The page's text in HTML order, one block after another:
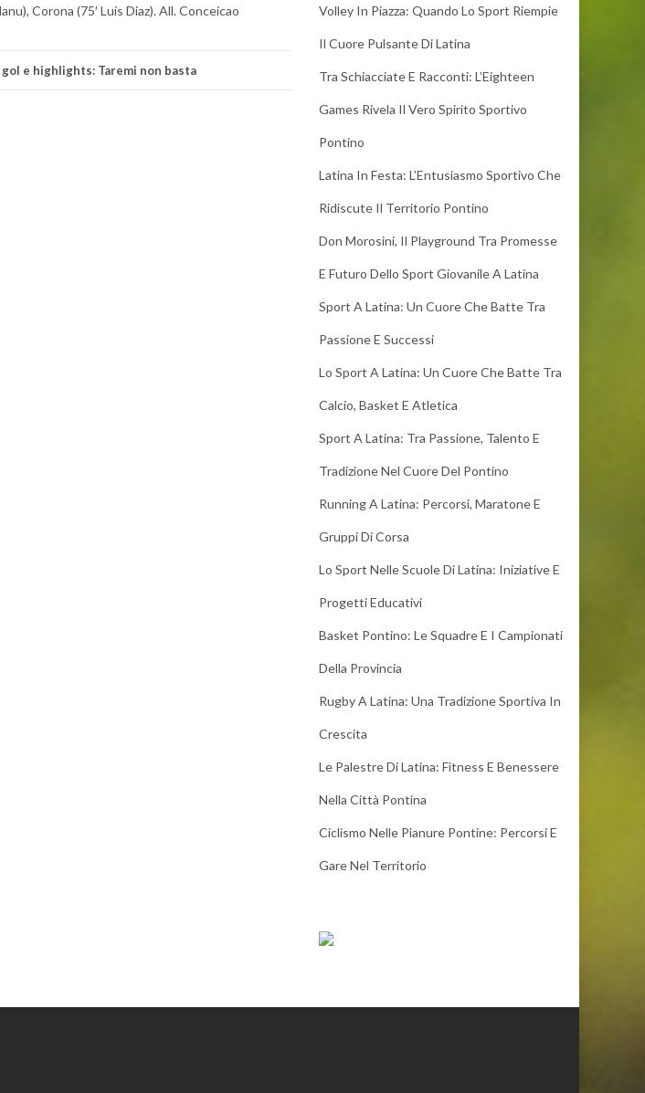
Corona (75′ Luis Diaz). All. Conceicao
gol e highlights: Taremi non basta
Volley In Piazza: Quando Lo Sport Riempie
Il Cuore Pulsante Di Latina
Tra Schiacciate E Racconti: L’Eighteen
Games Rivela Il Vero Spirito Sportivo
Pontino
Latina In Festa: L’Entusiasmo Sportivo Che
Ridiscute Il Territorio Pontino
Don Morosini, Il Playground Tra Promesse
E Futuro Dello Sport Giovanile A Latina
Sport A Latina: Un Cuore Che Batte Tra
Passione E Successi
Lo Sport A Latina: Un Cuore Che Batte Tra
Calcio, Basket E Atletica
Sport A Latina: Tra Passione, Talento E
Tradizione Nel Cuore Del Pontino
Running A Latina: Percorsi, Maratone E
Gruppi Di Corsa
Lo Sport Nelle Scuole Di Latina: Iniziative E
Progetti Educativi
Basket Pontino: Le Squadre E I Campionati
Della Provincia
Rugby A Latina: Una Tradizione Sportiva In
Crescita
Le Palestre Di Latina: Fitness E Benessere
Nella Città Pontina
Ciclismo Nelle Pianure Pontine: Percorsi E
Gare Nel Territorio